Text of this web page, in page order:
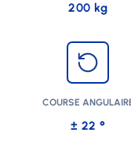
200 kg
COURSE
± 22 °